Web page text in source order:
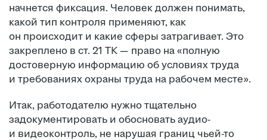
начнется фиксация. Человек должен понимать,
какой тип контроля применяют, как
он происходит и какие сферы затрагивает. Это
закреплено в ст. 21 ТК — право на «полную
достоверную информацию об условиях труда
и требованиях охраны труда на рабочем месте».
Итак, работодателю нужно тщательно
задокументировать и обосновать аудио-
и видеоконтроль, не нарушая границ чьей-то